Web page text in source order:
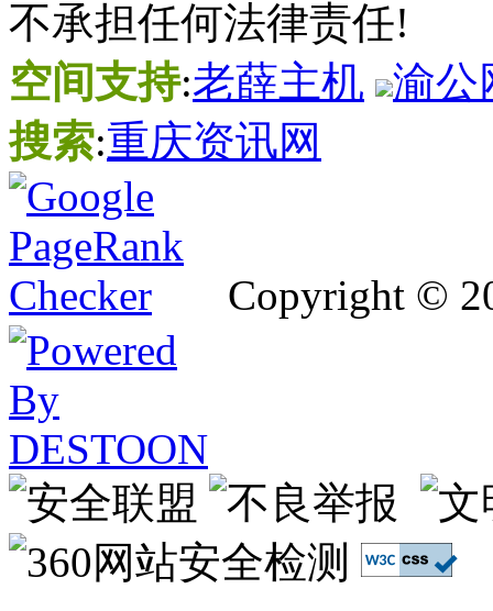
不承担任何法律责任!
空间支持:老薛主机
渝公
搜索:重庆资讯网
Copyright ©